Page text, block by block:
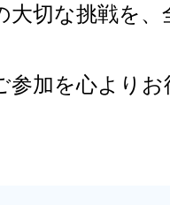
大切な挑戦を
参加を心より